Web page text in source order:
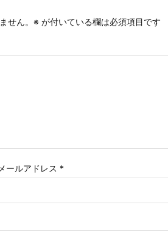
せん。 ※ が付いている欄は必須項目です
メールアドレス *